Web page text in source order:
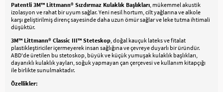
Patentli 3M™ Littmann® Sızdırmaz Kulaklık Başlıkları , mükemmel akustik
izolasyon ve rahat bir uyum sağlar. Yeni nesil hortum, cilt yağlarına ve alkole
karşı geliştirilmiş direnç sayesinde daha uzun ömür sağlar ve leke tutma ihtimali
düşüktür.
3M™ Littmann® Classic III™ Steteskop , doğal kauçuk lateks ve fitalat
plastikleştiriciler içermeyerek insan sağlığına ve çevreye duyarlı bir üründür.
ABD'de üretilen bu stetoskop, büyük ve küçük yumuşak kulaklık başlıkları,
dayanıklı kulaklık yayları, soğuk yapmayan çan çerçevesi ve kullanım kitapçığı
ile birlikte sunulmaktadır.
Özellikler: